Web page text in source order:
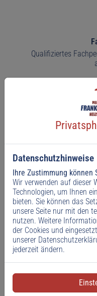
Qualifiziertes
Datenschutzhinweise
Ihre Zustimmung
Wir verwenden auf dieser
Technologien, um Ihnen
bieten. Sie können das
unsere Seite nur mit den
nutzen. Weitere
der Cookies und
unserer
jederzeit ändern.